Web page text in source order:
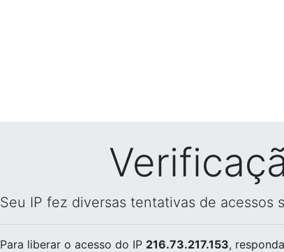
Seu IP fez diversas tentativas de acessos
Para liberar o acesso do IP 216.73.217.153,